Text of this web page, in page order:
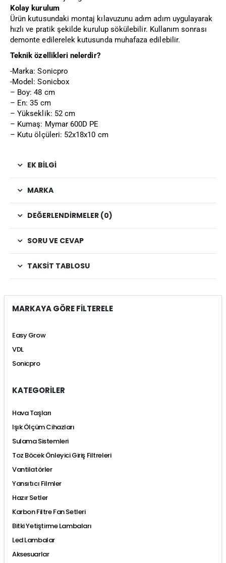
Kolay kurulum
Ürün kutusundaki montaj kılavuzunu adım adım uygulayarak
hızlı ve pratik şekilde kurulup sökülebilir. Kullanım sonrası
demonte edilerelek kutusunda muhafaza edilebilir.
Teknik özellikleri nelerdir?
-Marka: Sonicpro
-Model: Sonicbox
– Boy: 48 cm
– En: 35 cm
– Yükseklik: 52 cm
– Kumaş: Mymar 600D PE
– Kutu ölçüleri: 52x18x10 cm
EK BILGI
MARKA
DEĞERLENDIRMELER (0)
SORU VE CEVAP
TAKSIT TABLOSU
MARKAYA GÖRE FİLTERELE
Easy Grow
VDL
Sonicpro
KATEGORİLER
Hava Taşları
Işık Ölçüm Cihazları
Sulama Sistemleri
Toz Böcek Önleyici Giriş Filtreleri
Vantilatörler
Yansıtıcı Filmler
Hazır Setler
Karbon Filtre Fan Setleri
Bitki Yetiştirme Lambaları
Led Lambalar
Aksesuarlar